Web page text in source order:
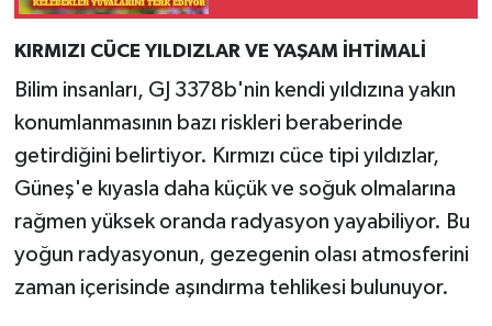
KIRMIZI CÜCE YILDIZLAR VE YAŞAM İHTİMALİ
Bilim insanları, GJ 3378b'nin kendi yıldızına yakın
konumlanmasının bazı riskleri beraberinde
getirdiğini belirtiyor. Kırmızı cüce tipi yıldızlar,
Güneş'e kıyasla daha küçük ve soğuk olmalarına
rağmen yüksek oranda radyasyon yayabiliyor. Bu
yoğun radyasyonun, gezegenin olası atmosferini
zaman içerisinde aşındırma tehlikesi bulunuyor.